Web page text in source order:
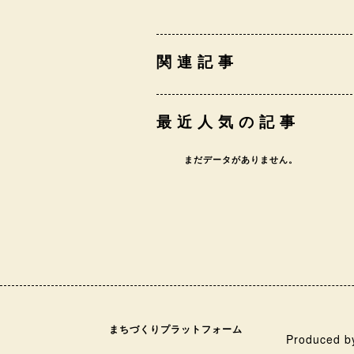
関連記事
最近人気の記事
まだデータがありません。
まちづくりプラットフォーム
Produced